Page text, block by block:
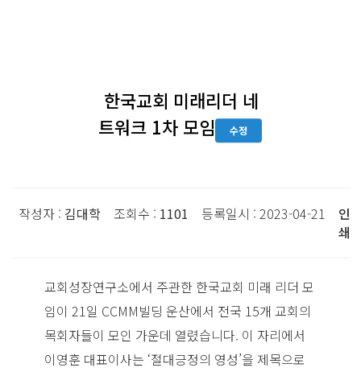
한국교회 미래리더 네
트워크 1차 모임
수정
작성자 : 김대학 조회수 : 1101 등록일시 : 2023-04-21 인
쇄
교회성장연구소에서 주관한 한국교회 미래 리더 모
임이 21일 CCMM빌딩 운산에서 전국 15개 교회의
목회자들이 모인 가운데 열렸습니다. 이 자리에서
이영훈 대표이사는 ‘절대긍정의 영성’을 제목으로